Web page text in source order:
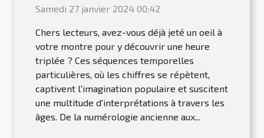
Samedi 27 janvier 2024 00:42
Chers lecteurs, avez-vous déjà jeté un oeil à
votre montre pour y découvrir une heure
triplée ? Ces séquences temporelles
particulières, où les chiffres se répètent,
captivent l'imagination populaire et suscitent
une multitude d'interprétations à travers les
âges. De la numérologie ancienne aux...